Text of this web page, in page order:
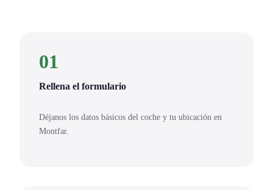
01
Rellena el formulario
Déjanos los datos básicos del coche y tu ubicación en
Montfar.